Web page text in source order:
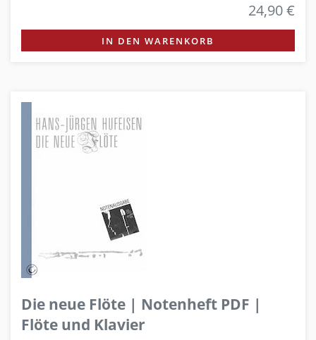
24,90 €
IN DEN WARENKORB
Die neue Flöte | Notenheft PDF |
Flöte und Klavier